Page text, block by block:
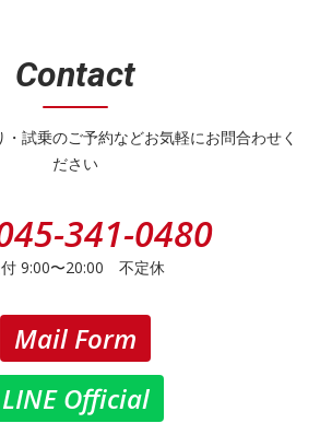
Contact
試乗のご予約などお気軽にお問合わせく
ださい
341-0480
9:00〜20:00 不定休
Mail Form
LINE Official